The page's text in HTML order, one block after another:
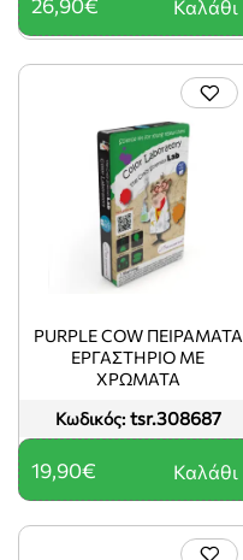
Καλάθι
Κωδικός: tsr.308687
PURPLE COW ΠΕΙΡΆΜΑΤΑ
ΕΡΓΑΣΤΉΡΙΟ ΜΕ
ΧΡΏΜΑΤΑ
19,90€ Καλάθι